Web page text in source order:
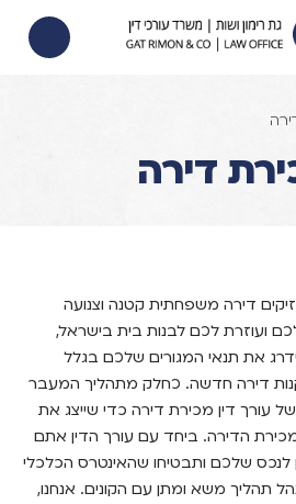
דירה
דירה משפחתית קטנה וצנועה
לכם לבנות בית בישראל,
את תנאי המגורים שלכם בגלל
דירה חדשה. כחלק מתהליך המעבר
עורך דין מכירת דירה כדי שייצג את
הדירה. ביחד עם עורך הדין אתם
לנכס שלכם ותבטיחו שהאינטרס הכלכלי
משא ומתן עם הקונים. אנחנו,